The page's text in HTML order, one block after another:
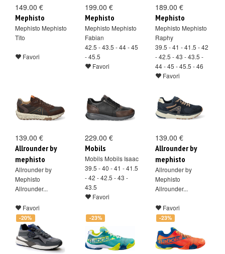
149.00 €
Mephisto
Mephisto Mephisto
Tito
Favori
199.00 €
Mephisto
Mephisto Mephisto
Fabian
42.5 - 43.5 - 44 - 45
- 45.5
Favori
189.00 €
Mephisto
Mephisto Mephisto
Raphy
39.5 - 41 - 41.5 - 42
- 42.5 - 43 - 43.5 -
44 - 45 - 45.5 - 46
Favori
139.00 €
Allrounder by
mephisto
Allrounder by
Mephisto
Allrounder...
Favori
229.00 €
Mobils
Mobils Mobils Isaac
39.5 - 40 - 41 - 41.5
- 42 - 42.5 - 43 -
43.5
Favori
139.00 €
Allrounder by
mephisto
Allrounder by
Mephisto
Allrounder...
Favori
-20% -23% -23%